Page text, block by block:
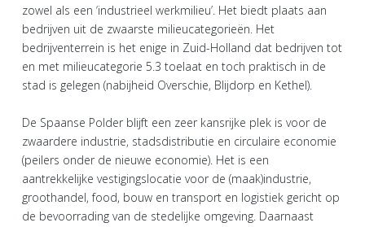
zowel als een ‘industrieel werkmilieu’. Het biedt plaats aan
bedrijven uit de zwaarste milieucategorieën. Het
bedrijventerrein is het enige in Zuid-Holland dat bedrijven tot
en met milieucategorie 5.3 toelaat en toch praktisch in de
stad is gelegen (nabijheid Overschie, Blijdorp en Kethel).
De Spaanse Polder blijft een zeer kansrijke plek is voor de
zwaardere industrie, stadsdistributie en circulaire economie
(peilers onder de nieuwe economie). Het is een
aantrekkelijke vestigingslocatie voor de (maak)industrie,
groothandel, food, bouw en transport en logistiek gericht op
de bevoorrading van de stedelijke omgeving. Daarnaast